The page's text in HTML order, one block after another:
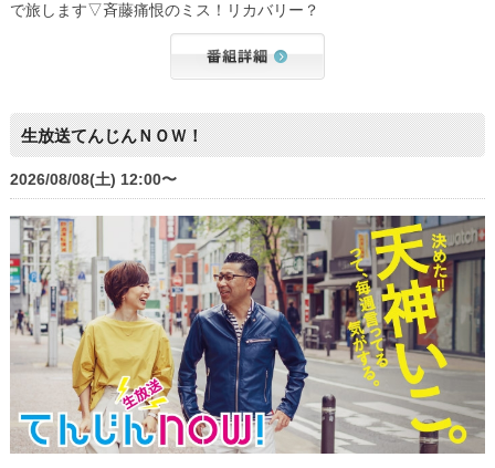
で旅します▽斉藤痛恨のミス！リカバリー？
生放送てんじんＮＯＷ！
2026/08/08(土) 12:00〜